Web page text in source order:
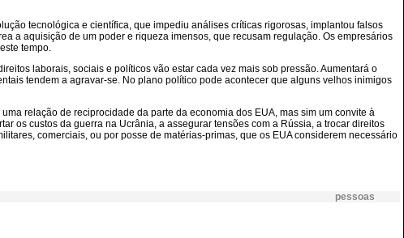
tecnológica e científica, que impediu análises críticas rigorosas, implantou falsos
a aquisição de um poder e riqueza imensos, que recusam regulação. Os empresários
tempo.
laborais, sociais e políticos vão estar cada vez mais sob pressão. Aumentará o
tendem a agravar-se. No plano político pode acontecer que alguns velhos inimigos
relação de reciprocidade da parte da economia dos EUA, mas sim um convite à
os custos da guerra na Ucrânia, a assegurar tensões com a Rússia, a trocar direitos
comerciais, ou por posse de matérias-primas, que os EUA considerem necessário
pessoas